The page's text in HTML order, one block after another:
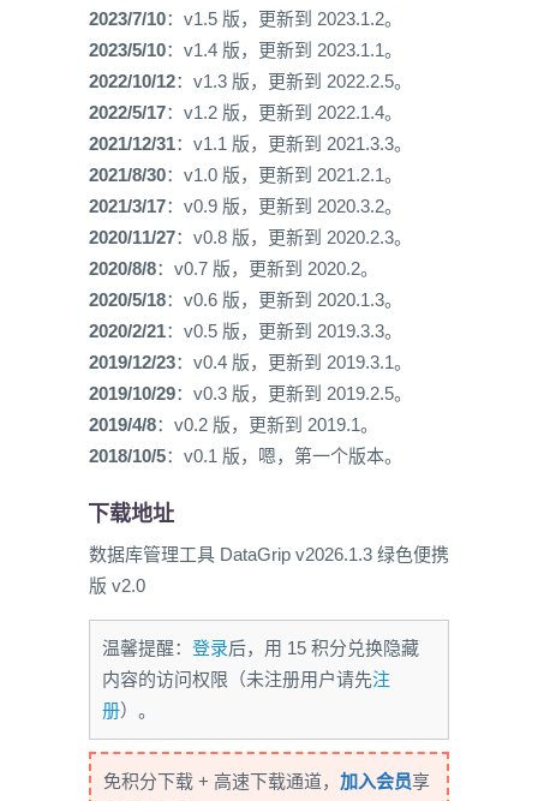
2023/7/10：v1.5 版，更新到 2023.1.2。
2023/5/10：v1.4 版，更新到 2023.1.1。
2022/10/12：v1.3 版，更新到 2022.2.5。
2022/5/17：v1.2 版，更新到 2022.1.4。
2021/12/31：v1.1 版，更新到 2021.3.3。
2021/8/30：v1.0 版，更新到 2021.2.1。
2021/3/17：v0.9 版，更新到 2020.3.2。
2020/11/27：v0.8 版，更新到 2020.2.3。
2020/8/8：v0.7 版，更新到 2020.2。
2020/5/18：v0.6 版，更新到 2020.1.3。
2020/2/21：v0.5 版，更新到 2019.3.3。
2019/12/23：v0.4 版，更新到 2019.3.1。
2019/10/29：v0.3 版，更新到 2019.2.5。
2019/4/8：v0.2 版，更新到 2019.1。
2018/10/5：v0.1 版，嗯，第一个版本。
下载地址
数据库管理工具 DataGrip v2026.1.3 绿色便携
版 v2.0
温馨提醒： 登录后，用 15 积分兑换隐藏
内容的访问权限（未注册用户请先注
册）。
免积分下载 + 高速下载通道， 加入会员享